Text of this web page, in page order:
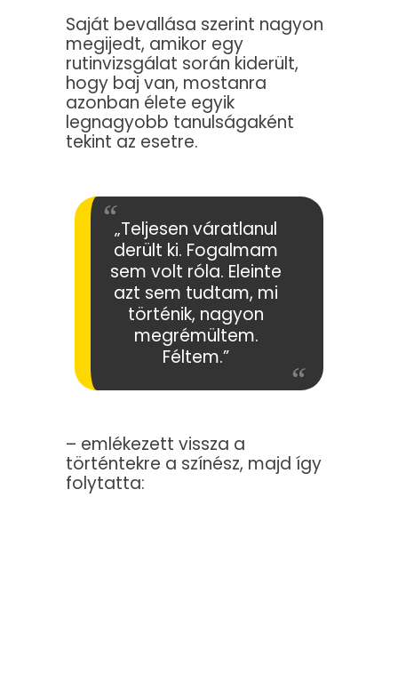
Saját bevallása szerint nagyon
megijedt, amikor egy
rutinvizsgálat során kiderült,
hogy baj van, mostanra
azonban élete egyik
legnagyobb tanulságaként
tekint az esetre.
„Teljesen váratlanul
derült ki. Fogalmam
sem volt róla. Eleinte
azt sem tudtam, mi
történik, nagyon
megrémültem.
Féltem.”
– emlékezett vissza a
történtekre a színész, majd így
folytatta: